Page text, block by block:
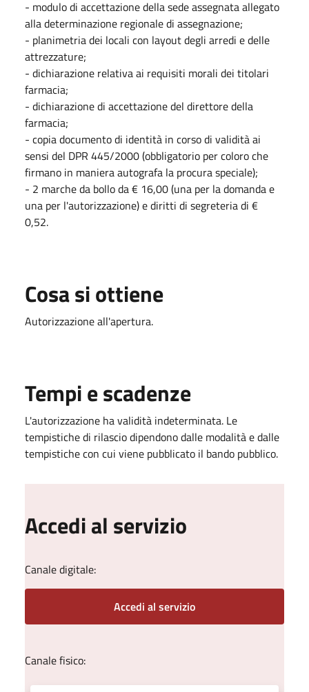
- modulo di accettazione della sede assegnata allegato
alla determinazione regionale di assegnazione;
- planimetria dei locali con layout degli arredi e delle
attrezzature;
- dichiarazione relativa ai requisiti morali dei titolari
farmacia;
- dichiarazione di accettazione del direttore della
farmacia;
- copia documento di identità in corso di validità ai
sensi del DPR 445/2000 (obbligatorio per coloro che
firmano in maniera autografa la procura speciale);
- 2 marche da bollo da € 16,00 (una per la domanda e
una per l'autorizzazione) e diritti di segreteria di €
0,52.
Cosa si ottiene
Autorizzazione all'apertura.
Tempi e scadenze
L'autorizzazione ha validità indeterminata. Le
tempistiche di rilascio dipendono dalle modalità e dalle
tempistiche con cui viene pubblicato il bando pubblico.
Accedi al servizio
Canale digitale:
Accedi al servizio
Canale fisico: